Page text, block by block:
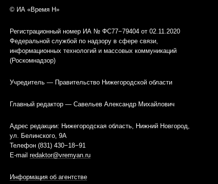
© ИА «Время Н»
Регистрационный номер ИА № ФС77−79404 от 02.11.2020
Федеральной службой по надзору в сфере связи,
информационных технологий и массовых коммуникаций
(Роскомнадзор)
Учредитель — Правительство Нижегородской области
Главный редактор — Савельев Александр Михайлович
Адрес редакции: Нижегородская область, Нижний Новгород,
ул. Белинского, 9А
Телефон (831) 430−18−91
E-mail redaktor@vremyan.ru
Информация об агентстве